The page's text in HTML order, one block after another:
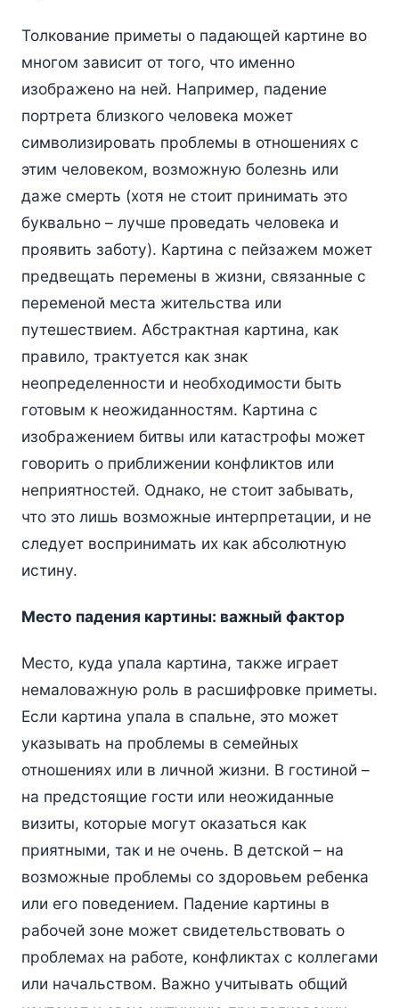
Толкование приметы о падающей картине во
многом зависит от того, что именно
изображено на ней. Например, падение
портрета близкого человека может
символизировать проблемы в отношениях с
этим человеком, возможную болезнь или
даже смерть (хотя не стоит принимать это
буквально – лучше проведать человека и
проявить заботу). Картина с пейзажем может
предвещать перемены в жизни, связанные с
переменой места жительства или
путешествием. Абстрактная картина, как
правило, трактуется как знак
неопределенности и необходимости быть
готовым к неожиданностям. Картина с
изображением битвы или катастрофы может
говорить о приближении конфликтов или
неприятностей. Однако, не стоит забывать,
что это лишь возможные интерпретации, и не
следует воспринимать их как абсолютную
истину.
Место падения картины: важный фактор
Место, куда упала картина, также играет
немаловажную роль в расшифровке приметы.
Если картина упала в спальне, это может
указывать на проблемы в семейных
отношениях или в личной жизни. В гостиной –
на предстоящие гости или неожиданные
визиты, которые могут оказаться как
приятными, так и не очень. В детской – на
возможные проблемы со здоровьем ребенка
или его поведением. Падение картины в
рабочей зоне может свидетельствовать о
проблемах на работе, конфликтах с коллегами
или начальством. Важно учитывать общий